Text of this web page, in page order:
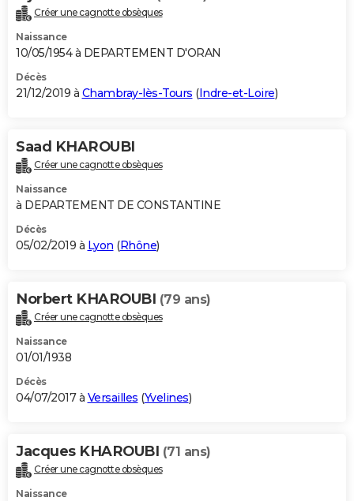
Créer une cagnotte obsèques
Naissance
10/05/1954 à DEPARTEMENT D'ORAN
Décès
21/12/2019 à Chambray-lès-Tours (Indre-et-Loire)
Saad KHAROUBI
Créer une cagnotte obsèques
Naissance
à DEPARTEMENT DE CONSTANTINE
Décès
05/02/2019 à Lyon (Rhône)
Norbert KHAROUBI (79 ans)
Créer une cagnotte obsèques
Naissance
01/01/1938
Décès
04/07/2017 à Versailles (Yvelines)
Jacques KHAROUBI (71 ans)
Créer une cagnotte obsèques
Naissance